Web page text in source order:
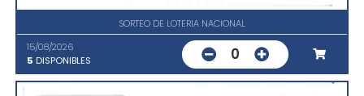
SORTEO DE LOTERIA NACIONAL
15/08/2026
5 DISPONIBLES 0